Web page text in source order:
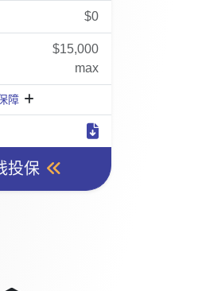
$0
$15,000
max
障
投保